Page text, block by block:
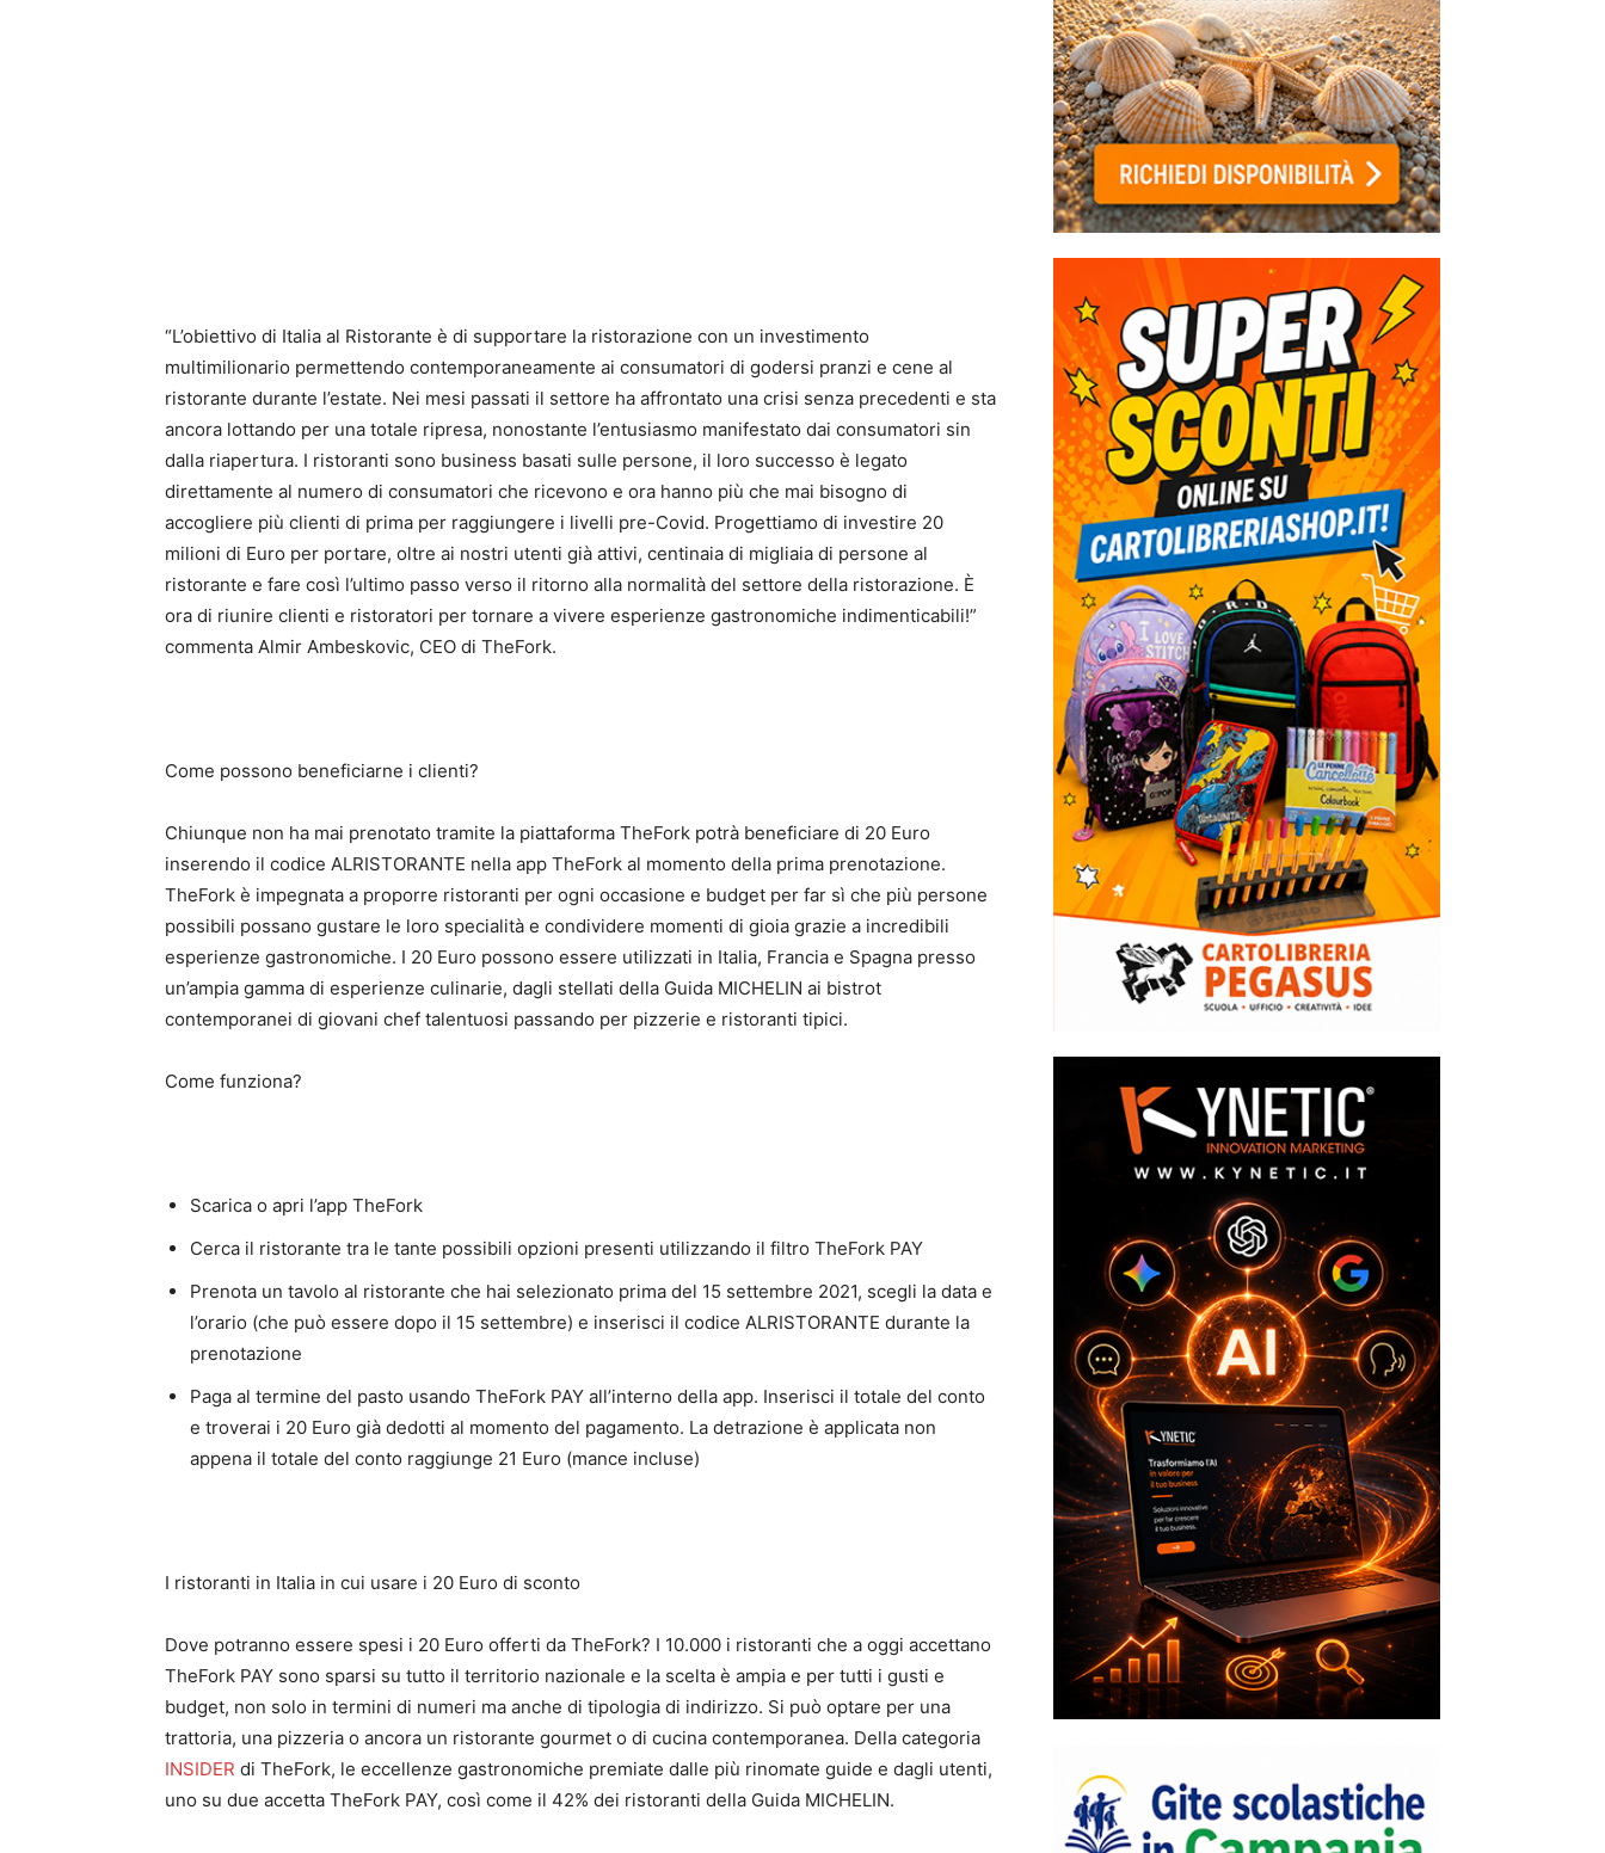
“L’obiettivo di Italia al Ristorante è di supportare la ristorazione con un investimento
multimilionario permettendo contemporaneamente ai consumatori di godersi pranzi e cene al
ristorante durante l’estate. Nei mesi passati il settore ha affrontato una crisi senza precedenti e sta
ancora lottando per una totale ripresa, nonostante l’entusiasmo manifestato dai consumatori sin
dalla riapertura. I ristoranti sono business basati sulle persone, il loro successo è legato
direttamente al numero di consumatori che ricevono e ora hanno più che mai bisogno di
accogliere più clienti di prima per raggiungere i livelli pre-Covid. Progettiamo di investire 20
milioni di Euro per portare, oltre ai nostri utenti già attivi, centinaia di migliaia di persone al
ristorante e fare così l’ultimo passo verso il ritorno alla normalità del settore della ristorazione. È
ora di riunire clienti e ristoratori per tornare a vivere esperienze gastronomiche indimenticabili!”
commenta Almir Ambeskovic, CEO di TheFork.
Come possono beneficiarne i clienti?
Chiunque non ha mai prenotato tramite la piattaforma TheFork potrà beneficiare di 20 Euro
inserendo il codice ALRISTORANTE nella app TheFork al momento della prima prenotazione.
TheFork è impegnata a proporre ristoranti per ogni occasione e budget per far sì che più persone
possibili possano gustare le loro specialità e condividere momenti di gioia grazie a incredibili
esperienze gastronomiche. I 20 Euro possono essere utilizzati in Italia, Francia e Spagna presso
un’ampia gamma di esperienze culinarie, dagli stellati della Guida MICHELIN ai bistrot
contemporanei di giovani chef talentuosi passando per pizzerie e ristoranti tipici.
Come funziona?
Scarica o apri l’app TheFork
Cerca il ristorante tra le tante possibili opzioni presenti utilizzando il filtro TheFork PAY
Prenota un tavolo al ristorante che hai selezionato prima del 15 settembre 2021, scegli la data e
l’orario (che può essere dopo il 15 settembre) e inserisci il codice ALRISTORANTE durante la
prenotazione
Paga al termine del pasto usando TheFork PAY all’interno della app. Inserisci il totale del conto
e troverai i 20 Euro già dedotti al momento del pagamento. La detrazione è applicata non
appena il totale del conto raggiunge 21 Euro (mance incluse)
I ristoranti in Italia in cui usare i 20 Euro di sconto
Dove potranno essere spesi i 20 Euro offerti da TheFork? I 10.000 i ristoranti che a oggi accettano
TheFork PAY sono sparsi su tutto il territorio nazionale e la scelta è ampia e per tutti i gusti e
budget, non solo in termini di numeri ma anche di tipologia di indirizzo. Si può optare per una
trattoria, una pizzeria o ancora un ristorante gourmet o di cucina contemporanea. Della categoria
INSIDER di TheFork, le eccellenze gastronomiche premiate dalle più rinomate guide e dagli utenti,
uno su due accetta TheFork PAY, così come il 42% dei ristoranti della Guida MICHELIN.